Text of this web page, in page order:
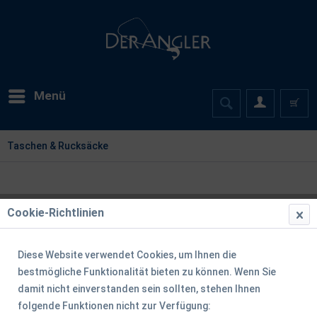
Menü
Taschen & Rucksäcke
Cookie-Richtlinien
Diese Website verwendet Cookies, um Ihnen die
bestmögliche Funktionalität bieten zu können. Wenn Sie
damit nicht einverstanden sein sollten, stehen Ihnen
folgende Funktionen nicht zur Verfügung: